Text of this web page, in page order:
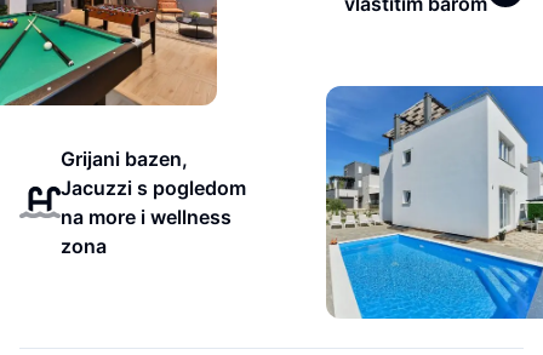
Grijani bazen,
Jacuzzi s pogledom
na more i wellness
zona